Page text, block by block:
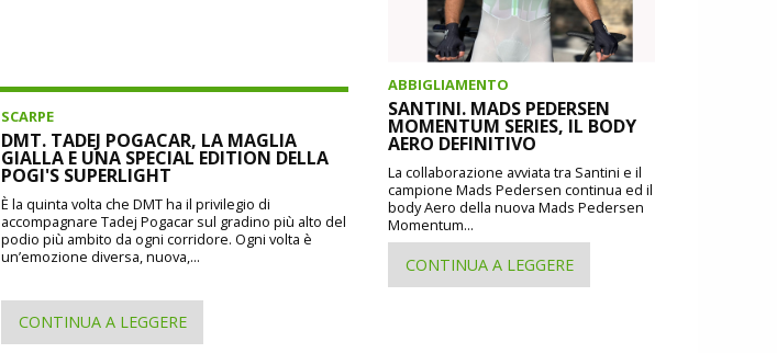
SCARPE
DMT. TADEJ POGACAR, LA MAGLIA
GIALLA E UNA SPECIAL EDITION DELLA
POGI'S SUPERLIGHT
È la quinta volta che DMT ha il privilegio di
accompagnare Tadej Pogacar sul gradino più alto del
podio più ambito da ogni corridore. Ogni volta è
un’emozione diversa, nuova,...
CONTINUA A LEGGERE
ABBIGLIAMENTO
SANTINI. MADS PEDERSEN
MOMENTUM SERIES, IL BODY
AERO DEFINITIVO
La collaborazione avviata tra Santini e il
campione Mads Pedersen continua ed il
body Aero della nuova Mads Pedersen
Momentum...
CONTINUA A LEGGERE